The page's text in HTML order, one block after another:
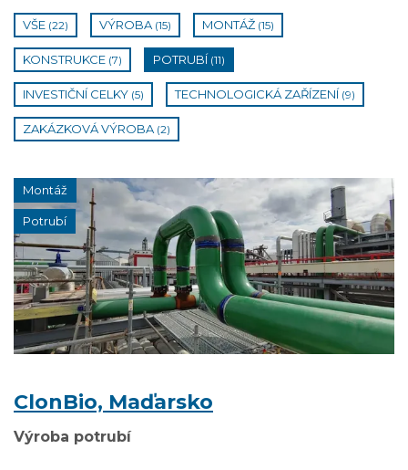
VŠE (22) VÝROBA (15) MONTÁŽ (15)
KONSTRUKCE (7) POTRUBÍ (11)
INVESTIČNÍ CELKY (5) TECHNOLOGICKÁ ZAŘÍZENÍ (9)
ZAKÁZKOVÁ VÝROBA (2)
Montáž
Potrubí
ClonBio, Maďarsko
Výroba potrubí